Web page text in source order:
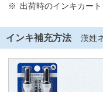
出荷時のインキカー
インキ補充方法 漢姓